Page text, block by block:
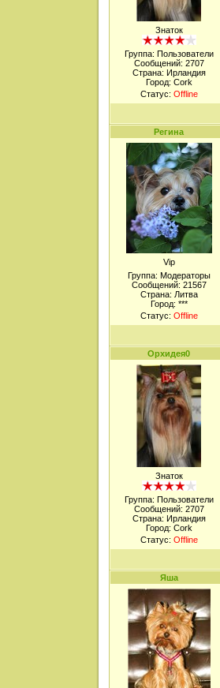
Знаток
Группа: Пользователи
Сообщений: 2707
Страна: Ирландия
Город: Cork
Статус: Offline
Регина
Viр
Группа: Модераторы
Сообщений: 21567
Страна: Литва
Город: ***
Статус: Offline
Орхидея0
Знаток
Группа: Пользователи
Сообщений: 2707
Страна: Ирландия
Город: Cork
Статус: Offline
Яша